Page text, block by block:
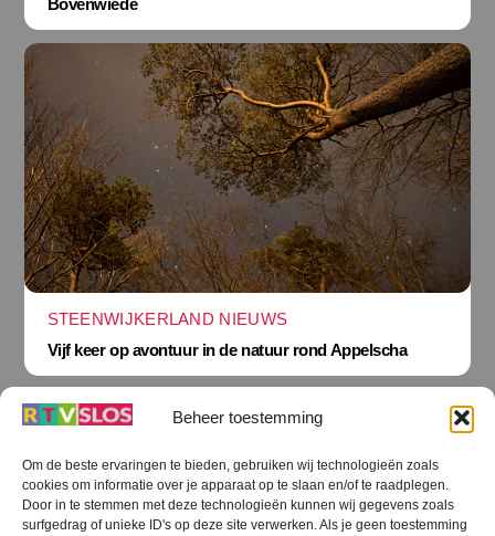
Beheer toestemming
Om de beste ervaringen te bieden, gebruiken wij technologieën zoals
cookies om informatie over je apparaat op te slaan en/of te raadplegen.
Door in te stemmen met deze technologieën kunnen wij gegevens zoals
surfgedrag of unieke ID's op deze site verwerken. Als je geen toestemming
STEENWIJKERLAND NIEUWS
Vijf keer op avontuur in de natuur rond Appelscha
Terug
naar
boven